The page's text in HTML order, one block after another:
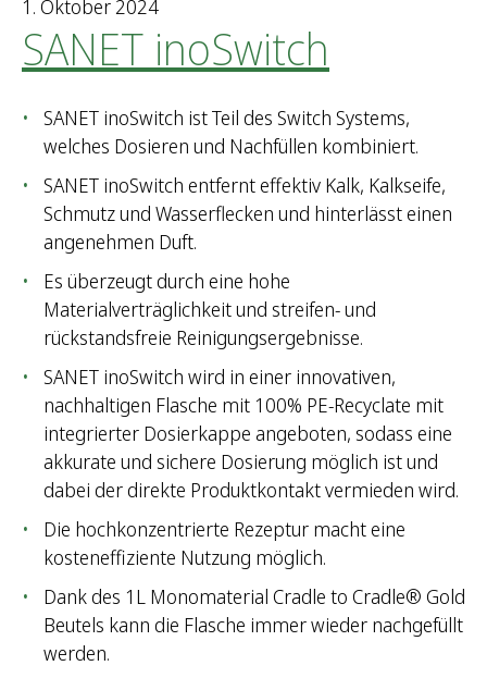
1. Oktober 2024
SANET inoSwitch
SANET inoSwitch ist Teil des Switch Systems,
welches Dosieren und Nachfüllen kombiniert.
SANET inoSwitch entfernt effektiv Kalk, Kalkseife,
Schmutz und Wasserflecken und hinterlässt einen
angenehmen Duft.
Es überzeugt durch eine hohe
Materialverträglichkeit und streifen- und
rückstandsfreie Reinigungsergebnisse.
SANET inoSwitch wird in einer innovativen,
nachhaltigen Flasche mit 100% PE-Recyclate mit
integrierter Dosierkappe angeboten, sodass eine
akkurate und sichere Dosierung möglich ist und
dabei der direkte Produktkontakt vermieden wird.
Die hochkonzentrierte Rezeptur macht eine
kosteneffiziente Nutzung möglich.
Dank des 1L Monomaterial Cradle to Cradle® Gold
Beutels kann die Flasche immer wieder nachgefüllt
werden.